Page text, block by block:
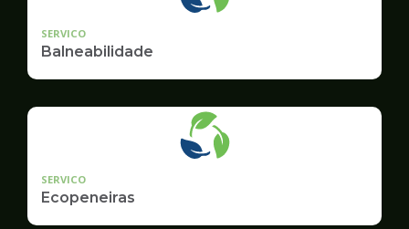
SERVICO
Balneabilidade
SERVICO
Ecopeneiras